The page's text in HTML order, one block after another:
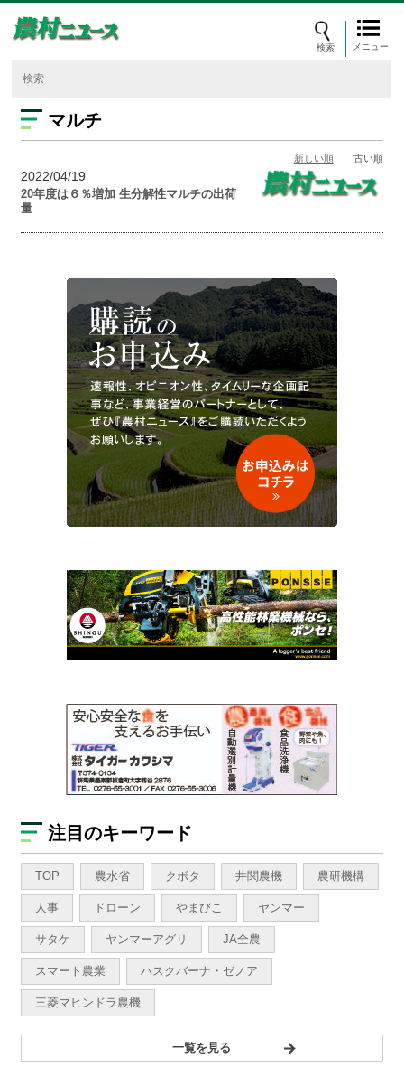
メニュー
マルチ
新しい順 古い順
2022/04/19
20年度は６％増加 生分解性マルチの出荷
量
注目のキーワード
TOP 農水省 クボタ 井関農機 農研機構
人事 ドローン やまびこ ヤンマー
サタケ ヤンマーアグリ JA全農
スマート農業 ハスクバーナ・ゼノア
三菱マヒンドラ農機
一覧を見る